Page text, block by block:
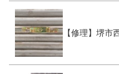
【修理】堺